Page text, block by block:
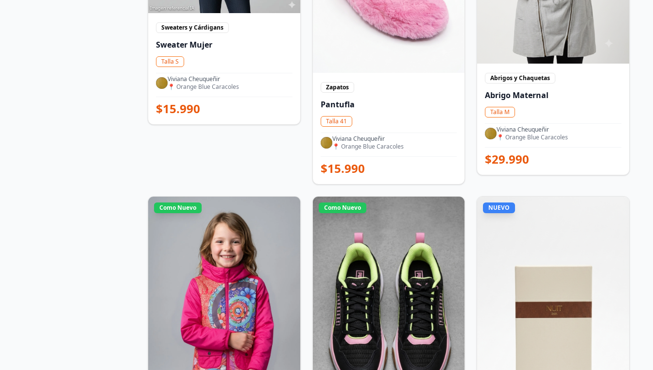
Imagen referencial IA
Sweaters y Cárdigans
Sweater Mujer
Talla S
Viviana Cheuqueñir
📍 Orange Blue Caracoles
$15.990
Zapatos
Pantufla
Talla 41
Viviana Cheuqueñir
📍 Orange Blue Caracoles
$15.990
Abrigos y Chaquetas
Abrigo Maternal
Talla M
Viviana Cheuqueñir
📍Orange Blue Caracoles
$29.990
Como Nuevo Como Nuevo NUEVO